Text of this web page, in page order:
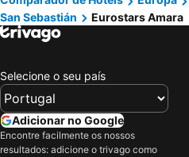
San Sebastián
Eurostars Amara
Selecione o seu país
Adicionar no Google
Encontre facilmente os nossos
resultados: adicione o trivago como